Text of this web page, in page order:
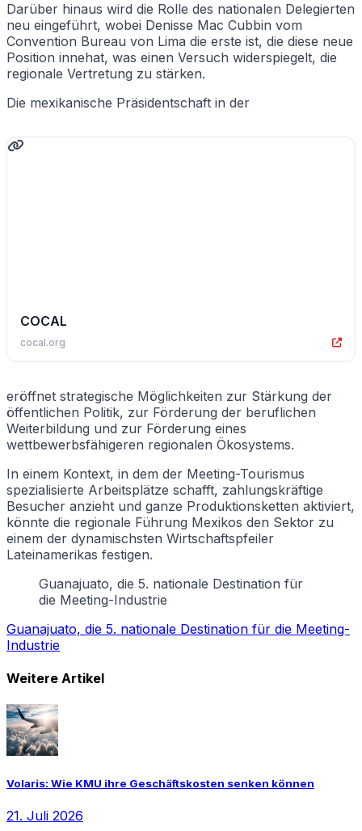
Darüber hinaus wird die Rolle des nationalen Delegierten
neu eingeführt, wobei Denisse Mac Cubbin vom
Convention Bureau von Lima die erste ist, die diese neue
Position innehat, was einen Versuch widerspiegelt, die
regionale Vertretung zu stärken.
Die mexikanische Präsidentschaft in der
COCAL
cocal.org
eröffnet strategische Möglichkeiten zur Stärkung der
öffentlichen Politik, zur Förderung der beruflichen
Weiterbildung und zur Förderung eines
wettbewerbsfähigeren regionalen Ökosystems.
In einem Kontext, in dem der Meeting-Tourismus
spezialisierte Arbeitsplätze schafft, zahlungskräftige
Besucher anzieht und ganze Produktionsketten aktiviert,
könnte die regionale Führung Mexikos den Sektor zu
einem der dynamischsten Wirtschaftspfeiler
Lateinamerikas festigen.
Guanajuato, die 5. nationale Destination für
die Meeting-Industrie
Guanajuato, die 5. nationale Destination für die Meeting-
Industrie
Weitere Artikel
Volaris: Wie KMU ihre Geschäftskosten senken können
21. Juli 2026